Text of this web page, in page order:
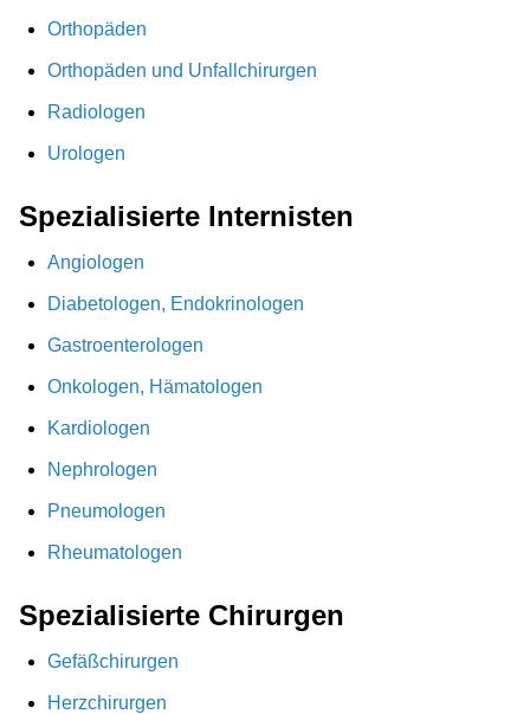
Orthopäden
Orthopäden und Unfallchirurgen
Radiologen
Urologen
Spezialisierte Internisten
Angiologen
Diabetologen, Endokrinologen
Gastroenterologen
Onkologen, Hämatologen
Kardiologen
Nephrologen
Pneumologen
Rheumatologen
Spezialisierte Chirurgen
Gefäßchirurgen
Herzchirurgen